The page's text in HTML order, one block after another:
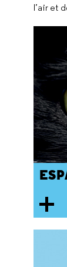
l’air et